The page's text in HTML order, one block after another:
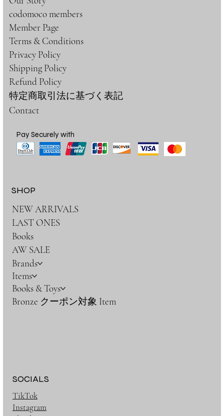
codomoco members
Member Page
Terms & Conditions
Privacy Policy
Shipping Policy
Refund Policy
特定商取引法に基づく表記
Contact
SHOP
NEW ARRIVALS
LAST ONES
Books
AW SALE
Brands
Items
Books & Toys
Bronze クーポン対象 Item
SOCIALS
TikTok
Instagram
Pay Securely with